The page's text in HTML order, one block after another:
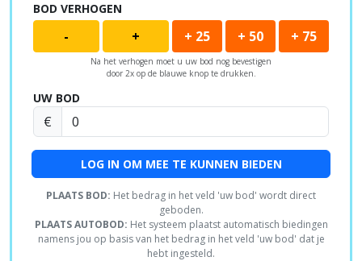
BOD VERHOGEN
- + + 25 + 50 + 75
Na het verhogen moet u uw bod nog bevestigen
door 2x op de blauwe knop te drukken.
UW BOD
€
LOG IN OM MEE TE KUNNEN BIEDEN
PLAATS BOD: Het bedrag in het veld 'uw bod' wordt direct
geboden.
PLAATS AUTOBOD: Het systeem plaatst automatisch biedingen
namens jou op basis van het bedrag in het veld 'uw bod' dat je
hebt ingesteld.